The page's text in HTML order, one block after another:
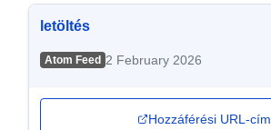
letöltés
Atom Feed 2 February 2026
Hozzáférési URL-cím